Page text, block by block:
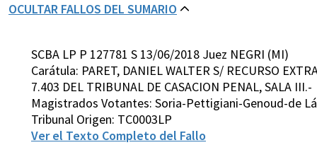
OCULTAR FALLOS DEL SUMARIO
SCBA LP P 127781 S 13/06/2018 Juez NEGRI (MI)
Carátula: PARET, DANIEL WALTER S/ RECURSO
7.403 DEL TRIBUNAL DE CASACION PENAL, SALA III.-
Magistrados Votantes: Soria-Pettigiani-Genoud-de
Tribunal Origen: TC0003LP
Ver el Texto Completo del Fallo